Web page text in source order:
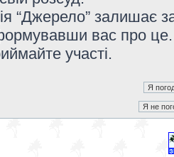
“Джерело” залишає
вас про
участі.